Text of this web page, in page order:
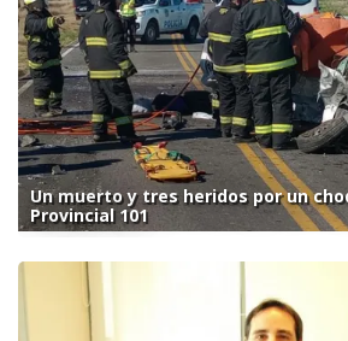
Un muerto y tres heridos por un
Provincial 101